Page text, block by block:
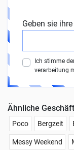
Geben sie
Ich stimme
verarbeitung
Ähnliche
Poco Bergzeit
Messy Weekend